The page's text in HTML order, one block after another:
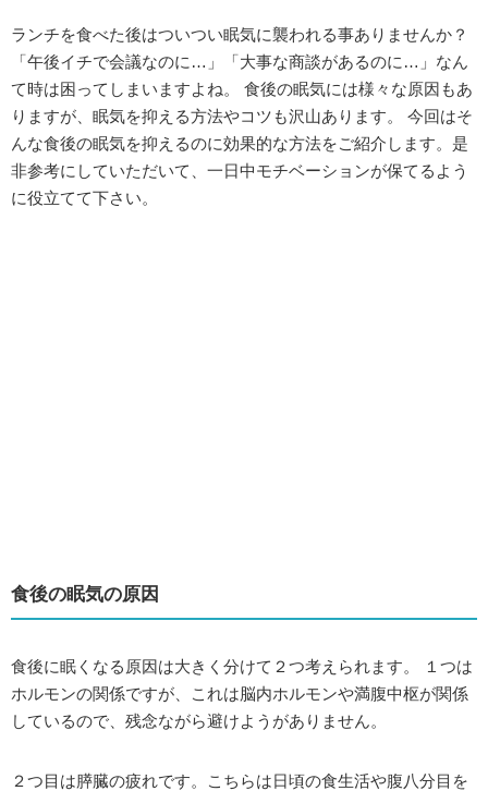
ランチを食べた後はついつい眠気に襲われる事ありませんか？
「午後イチで会議なのに…」「大事な商談があるのに…」なん
て時は困ってしまいますよね。 食後の眠気には様々な原因もあ
りますが、眠気を抑える方法やコツも沢山あります。 今回はそ
んな食後の眠気を抑えるのに効果的な方法をご紹介します。是
非参考にしていただいて、一日中モチベーションが保てるよう
に役立てて下さい。
食後の眠気の原因
食後に眠くなる原因は大きく分けて２つ考えられます。 １つは
ホルモンの関係ですが、これは脳内ホルモンや満腹中枢が関係
しているので、残念ながら避けようがありません。
２つ目は膵臓の疲れです。こちらは日頃の食生活や腹八分目を